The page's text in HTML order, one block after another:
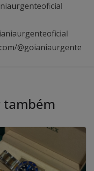
@goianiaurgente
também